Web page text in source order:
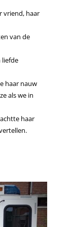
vriend, haar
van de
liefde
haar nauw
als we in
haar